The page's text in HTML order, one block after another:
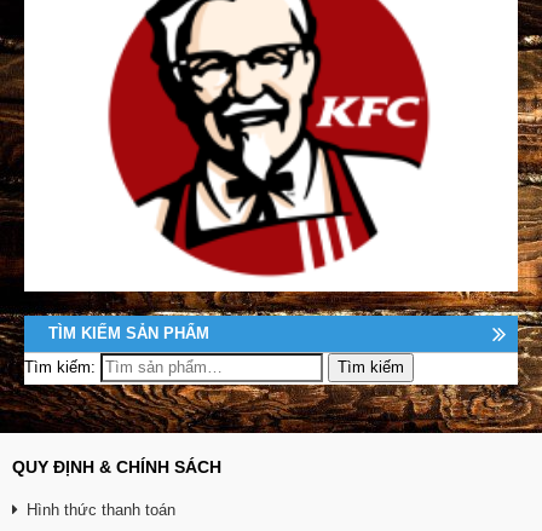
TÌM KIẾM SẢN PHẨM
Tìm kiếm:
QUY ĐỊNH & CHÍNH SÁCH
Hình thức thanh toán